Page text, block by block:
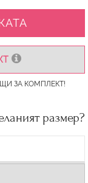
ЗА КОМПЛЕКТ!
размер?